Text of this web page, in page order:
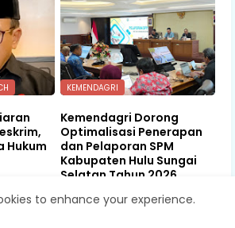
Hukum
KEMENDAGRI
Kemendagri Dorong
Optimalisasi Penerapan
dan Pelaporan SPM
Kabupaten Hulu Sungai
Selatan Tahun 2026
August 08, 2026
to enhance your experience.